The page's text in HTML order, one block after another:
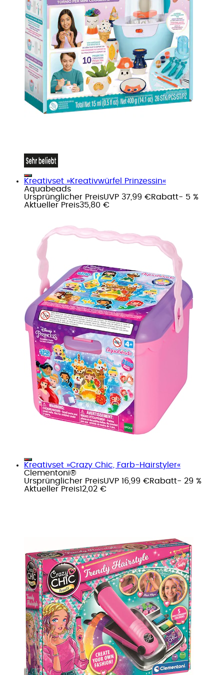
Kreativset »Kreativwürfel Prinzessin«
Aquabeads
Ursprünglicher PreisUVP 37,99 €Rabatt- 5 %
Aktueller Preis35,80 €
Kreativset »Crazy Chic, Farb-Hairstyler«
Clementoni®
Ursprünglicher PreisUVP 16,99 €Rabatt- 29 %
Aktueller Preis12,02 €